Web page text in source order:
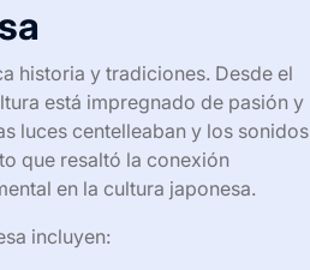
historia y tradiciones. Desde el
está impregnado de pasión y
luces centelleaban y los sonidos
que resaltó la conexión
en la cultura japonesa.
incluyen: